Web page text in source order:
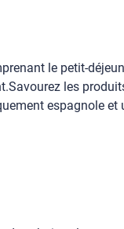
le petit-
les
espagnole